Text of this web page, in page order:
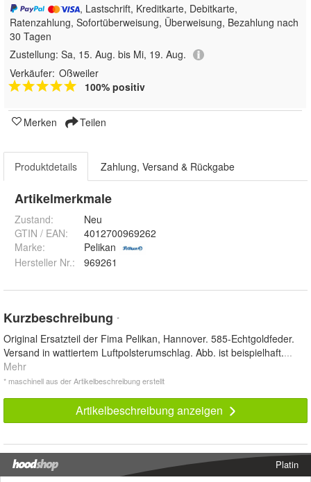
, Lastschrift, Kreditkarte, Debitkarte,
Ratenzahlung, Sofortüberweisung, Überweisung, Bezahlung nach
30 Tagen
Zustellung: Sa, 15. Aug. bis Mi, 19. Aug.
Verkäufer: Oßweiler
100% positiv
Merken Teilen
Produktdetails Zahlung, Versand & Rückgabe
Artikelmerkmale
Zustand:
Neu
GTIN / EAN:
4012700969262
Marke:
Pelikan
Hersteller Nr.:
969261
Kurzbeschreibung *
Original Ersatzteil der Fima Pelikan, Hannover. 585-Echtgoldfeder.
Versand in wattiertem Luftpolsterumschlag. Abb. ist beispielhaft....
Mehr
* maschinell aus der Artikelbeschreibung erstellt
Artikelbeschreibung anzeigen
Platin